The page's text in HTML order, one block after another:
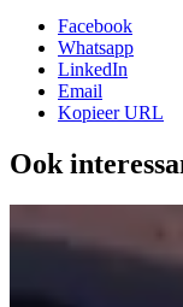
Facebook
Whatsapp
LinkedIn
Email
Kopieer URL
Ook